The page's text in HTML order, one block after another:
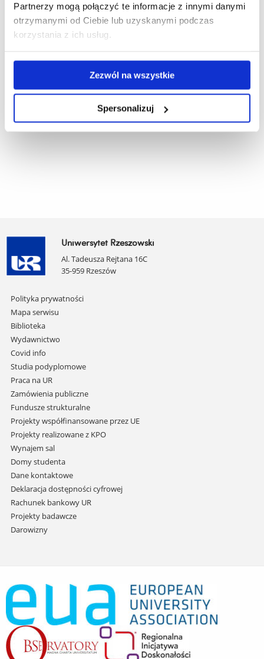
Partnerzy mogą połączyć te informacje z innymi danymi
otrzymanymi od Ciebie lub uzyskanymi podczas
korzystania z ich usług.
Zezwól na wszystkie
Spersonalizuj
Uniwersytet Rzeszowski
Al. Tadeusza Rejtana 16C
35-959 Rzeszów
Pomiń
nawigację
i
przejdź
do
treści
Polityka prywatności
Mapa serwisu
Biblioteka
Wydawnictwo
Covid info
Studia podyplomowe
Praca na UR
Zamówienia publiczne
Fundusze strukturalne
Projekty współfinansowane przez UE
Projekty realizowane z KPO
Wynajem sal
Domy studenta
Dane kontaktowe
Deklaracja dostępności cyfrowej
Rachunek bankowy UR
Projekty badawcze
Darowizny